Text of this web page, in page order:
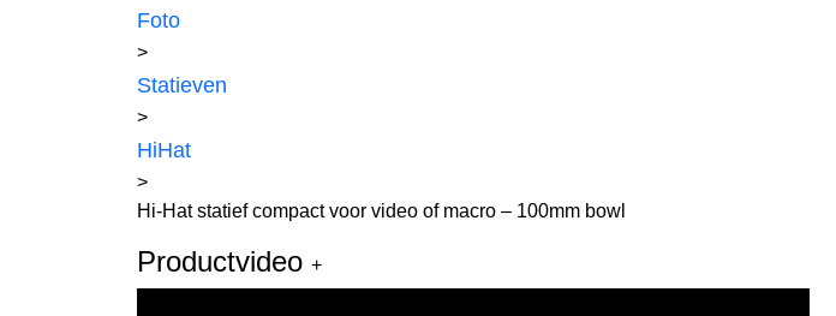
Foto
>
Statieven
>
HiHat
>
Hi-Hat statief compact voor video of macro – 100mm bowl
Productvideo +